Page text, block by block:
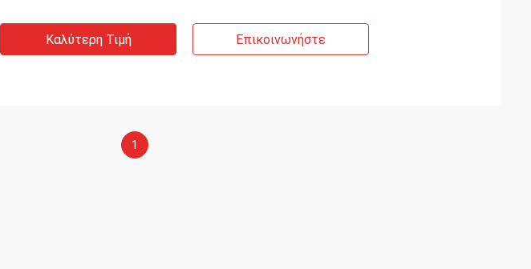
Καλύτερη Τιμή Επικοινωνήστε
1